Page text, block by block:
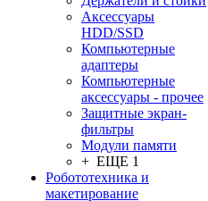
Аксессуары
HDD/SSD
Компьютерные
адаптеры
Компьютерные
аксессуары - прочее
Защитные экран-
фильтры
Модули памяти
+ ЕЩЕ 1
Робототехника и
макетирование